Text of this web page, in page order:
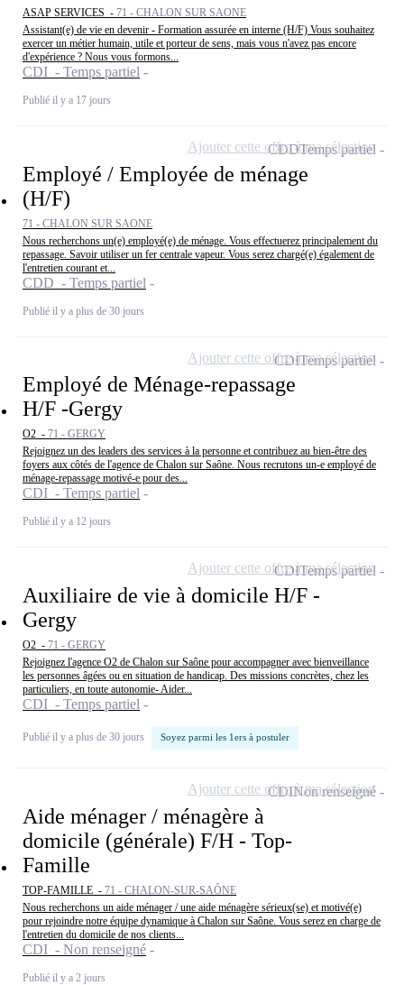
ASAP SERVICES - 71 - CHALON SUR SAONE
Assistant(e) de vie en devenir - Formation assurée en interne (H/F) Vous souhaitez
exercer un métier humain, utile et porteur de sens, mais vous n'avez pas encore
d'expérience ? Nous vous formons...
CDI - Temps partiel
Publié il y a 17 jours
Employé / Employée de ménage
(H/F)
71 - CHALON SUR SAONE
Nous recherchons un(e) employé(e) de ménage. Vous effectuerez principalement du
repassage. Savoir utiliser un fer centrale vapeur. Vous serez chargé(e) également de
l'entretien courant et...
CDD - Temps partiel
Publié il y a plus de 30 jours
CDDTemps partiel
Ajouter cette offre à ma sélection
Employé de Ménage-repassage
H/F -Gergy
O2 - 71 - GERGY
Rejoignez un des leaders des services à la personne et contribuez au bien-être des
foyers aux côtés de l'agence de Chalon sur Saône. Nous recrutons un-e employé de
ménage-repassage motivé-e pour des...
CDI - Temps partiel
Publié il y a 12 jours
CDITemps partiel
Ajouter cette offre à ma sélection
Auxiliaire de vie à domicile H/F -
Gergy
O2 - 71 - GERGY
Rejoignez l'agence O2 de Chalon sur Saône pour accompagner avec bienveillance
les personnes âgées ou en situation de handicap. Des missions concrètes, chez les
particuliers, en toute autonomie- Aider...
CDI - Temps partiel
Publié il y a plus de 30 jours Soyez parmi les 1ers à postuler
CDITemps partiel
Ajouter cette offre à ma sélection
Aide ménager / ménagère à
domicile (générale) F/H - Top-
Famille
TOP-FAMILLE - 71 - CHALON-SUR-SAÔNE
Nous recherchons un aide ménager / une aide ménagère sérieux(se) et motivé(e)
pour rejoindre notre équipe dynamique à Chalon sur Saône. Vous serez en charge de
l'entretien du domicile de nos clients...
CDI - Non renseigné
Publié il y a 2 jours
CDINon renseigné
Ajouter cette offre à ma sélection